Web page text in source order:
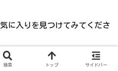
に入りを見つけてみてくださ
検索 トップ サイドバー